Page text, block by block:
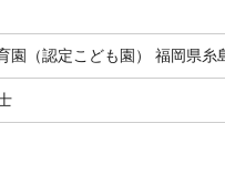
園（認定こども園） 福岡県糸